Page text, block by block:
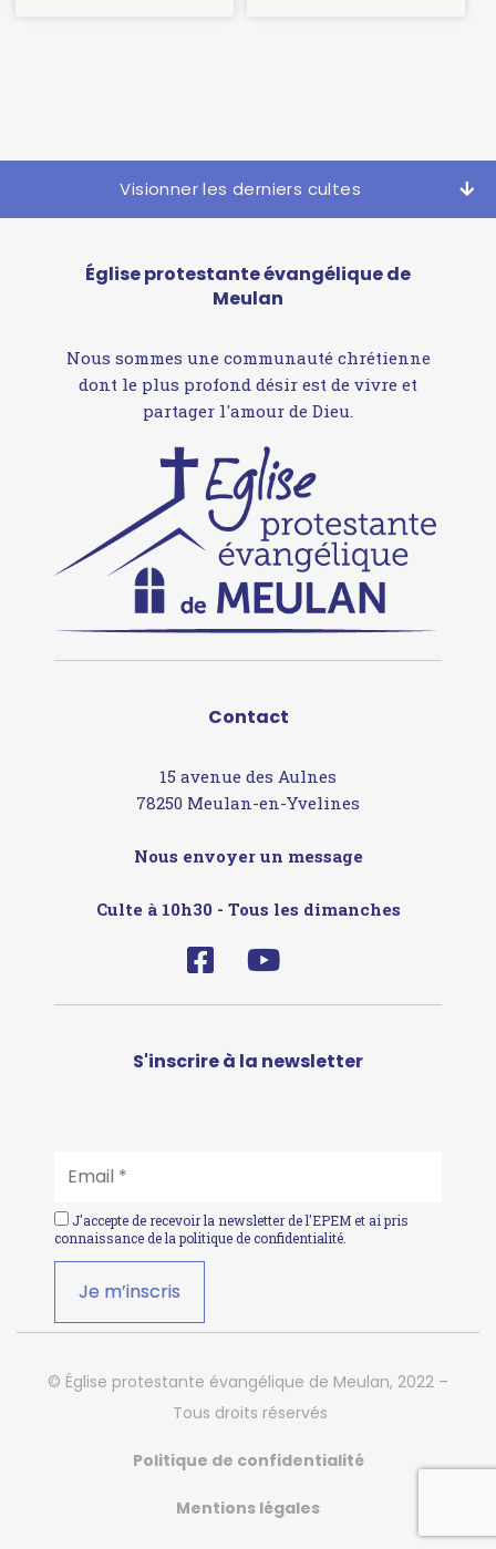
Visionner les derniers cultes
Église protestante évangélique de
Meulan
Nous sommes une communauté chrétienne
dont le plus profond désir est de vivre et
partager l'amour de Dieu.
Contact
15 avenue des Aulnes
78250 Meulan-en-Yvelines
Nous envoyer un message
Culte à 10h30 - Tous les dimanches
S'inscrire à la newsletter
J'accepte de recevoir la newsletter de l'EPEM et ai pris
connaissance de lapolitique de confidentialité.
© Église protestante évangélique de Meulan, 2022 –
Tous droits réservés
Politique de confidentialité
Mentions légales